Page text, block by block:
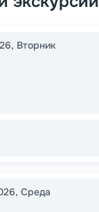
, Вторник
, Среда